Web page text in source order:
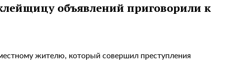
объявлений приговорили к
жителю, который совершил преступления